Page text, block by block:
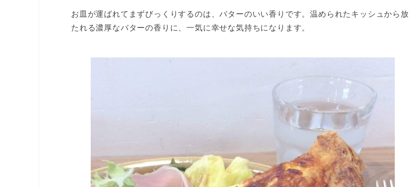
お皿が運ばれてまずびっくりするのは、バターのいい香りです。温められたキッシュから放
たれる濃厚なバターの香りに、一気に幸せな気持ちになります。